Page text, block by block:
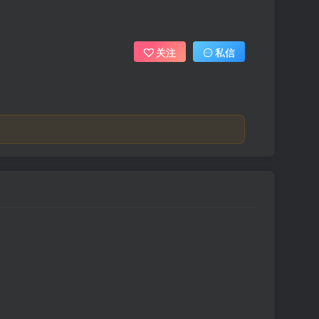
关注 私信